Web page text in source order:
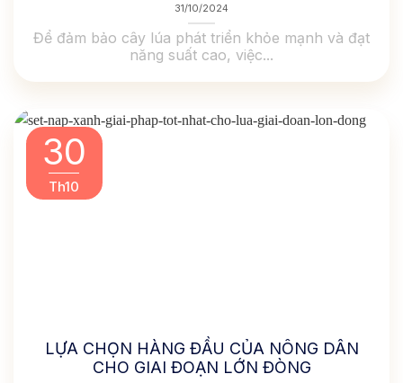
31/10/2024
Để đảm bảo cây lúa phát triển khỏe mạnh và đạt
năng suất cao, việc...
LỰA CHỌN HÀNG ĐẦU CỦA NÔNG DÂN
CHO GIAI ĐOẠN LỚN ĐÒNG
30
Th10